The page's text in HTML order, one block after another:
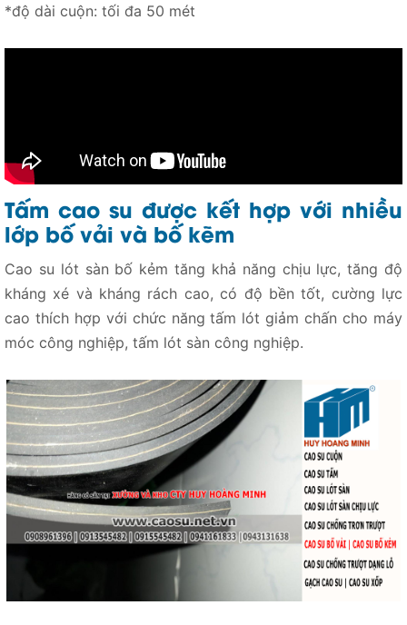
*độ dài cuộn: tối đa 50 mét
Tấm cao su được kết hợp với nhiều
lớp bố vải và bố kẽm
Cao su lót sàn bố kẻm tăng khả năng chịu lực, tăng độ
kháng xé và kháng rách cao, có độ bền tốt, cường lực
cao thích hợp với chức năng tấm lót giảm chấn cho máy
móc công nghiệp, tấm lót sàn công nghiệp.